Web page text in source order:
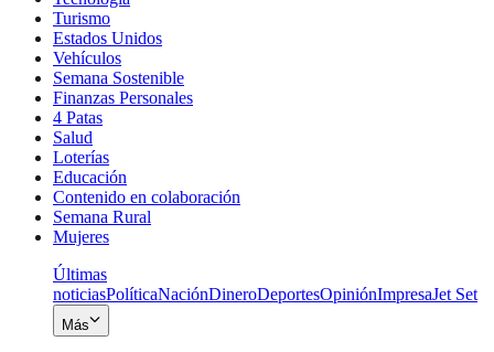
Turismo
Estados Unidos
Vehículos
Semana Sostenible
Finanzas Personales
4 Patas
Salud
Loterías
Educación
Contenido en colaboración
Semana Rural
Mujeres
Últimas
noticiasPolíticaNaciónDineroDeportesOpiniónImpresaJet Set
Más